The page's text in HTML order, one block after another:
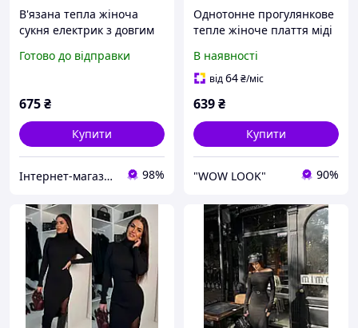
В'язана тепла жіноча
сукня електрик з довгим
розмір 42-48. Різні
Готово до відправки
675₴
Купити
Інтернет-магазин "Butterfly" 98%
Однотонне прогулянкове
тепле жіноче плаття міді
ангора рубчик SML
чорний шоколад бежевий
В наявності
від64₴/міс
639₴
Купити
"WOW LOOK" 90%